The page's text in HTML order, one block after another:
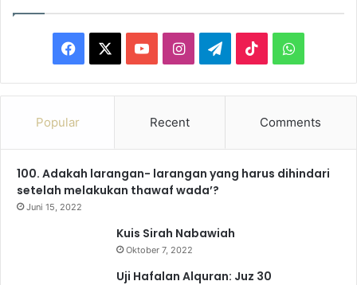
a
b
o
o
u
e
I
n
a
r
a
e
g
a
m
i
o
W
h
s
Popular Recent Comments
100. Adakah larangan- larangan yang harus dihindari
setelah melakukan thawaf wada’?
Juni 15, 2022
Kuis Sirah Nabawiah
Oktober 7, 2022
Uji Hafalan Alquran: Juz 30